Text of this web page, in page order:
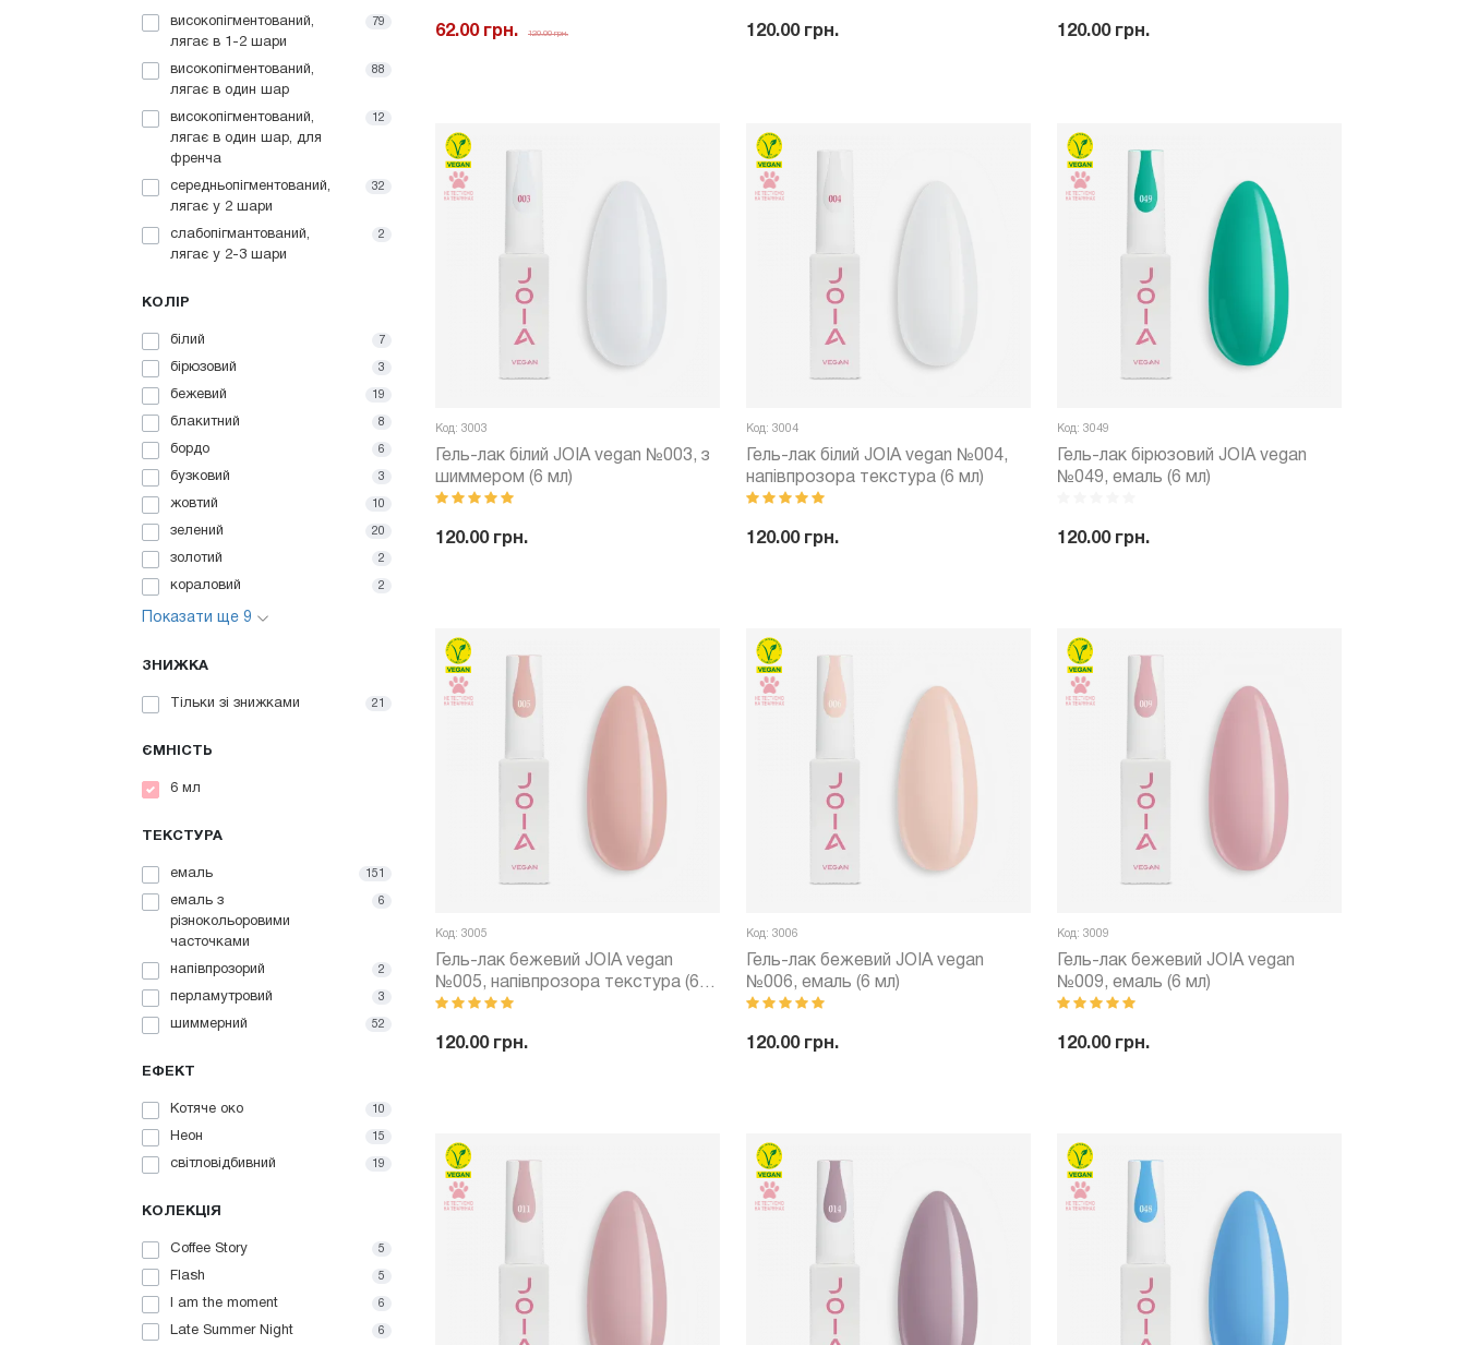
високопігментований,
лягає в 1-2 шари
79
високопігментований,
лягає в один шар
88
високопігментований,
лягає в один шар, для
френча
12
середньопігментований,
лягає у 2 шари
32
слабопігмантований,
лягає у 2-3 шари
2
КОЛІР
білий 7
бірюзовий 3
бежевий 19
блакитний 8
бордо 6
бузковий 3
жовтий 10
зелений 20
золотий 2
кораловий 2
Показати ще 9
ЗНИЖКА
Тільки зі знижками 21
ЄМНІСТЬ
6 мл
ТЕКСТУРА
емаль 151
емаль з
різнокольоровими
часточками
6
напівпрозорий 2
перламутровий 3
шиммерний 52
ЕФЕКТ
Котяче око 10
Неон 15
світловідбивний 19
КОЛЕКЦІЯ
Coffee Story 5
Flash 5
I am the moment 6
Late Summer Night 6
62.00 грн. 120.00 грн. 120.00 грн. 120.00 грн.
Код: 3003
Гель-лак білий JOIA vegan №003, з
шиммером (6 мл)
120.00 грн.
Код: 3004
Гель-лак білий JOIA vegan №004,
напівпрозора текстура (6 мл)
120.00 грн.
Код: 3049
Гель-лак бірюзовий JOIA vegan
№049, емаль (6 мл)
120.00 грн.
Код: 3005
Гель-лак бежевий JOIA vegan
№005, напівпрозора текстура (6
мл)
120.00 грн.
Код: 3006
Гель-лак бежевий JOIA vegan
№006, емаль (6 мл)
120.00 грн.
Код: 3009
Гель-лак бежевий JOIA vegan
№009, емаль (6 мл)
120.00 грн.